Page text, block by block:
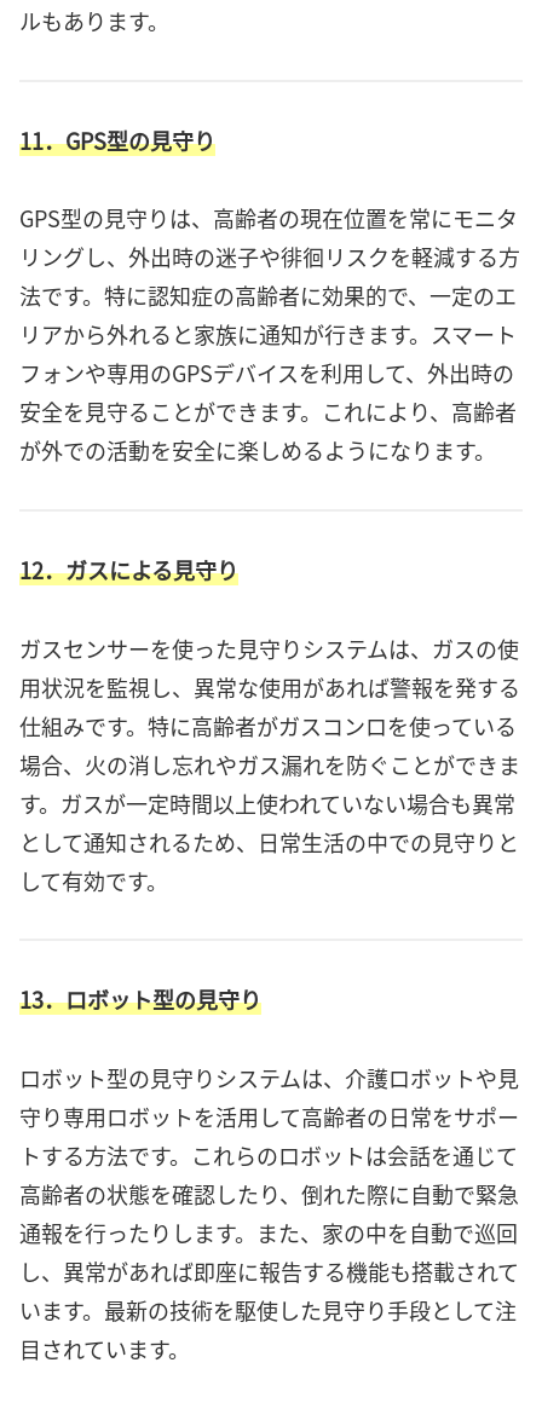
ルもあります。
11．GPS型の見守り
GPS型の見守りは、高齢者の現在位置を常にモニタ
リングし、外出時の迷子や徘徊リスクを軽減する方
法です。特に認知症の高齢者に効果的で、一定のエ
リアから外れると家族に通知が行きます。スマート
フォンや専用のGPSデバイスを利用して、外出時の
安全を見守ることができます。これにより、高齢者
が外での活動を安全に楽しめるようになります。
12．ガスによる見守り
ガスセンサーを使った見守りシステムは、ガスの使
用状況を監視し、異常な使用があれば警報を発する
仕組みです。特に高齢者がガスコンロを使っている
場合、火の消し忘れやガス漏れを防ぐことができま
す。ガスが一定時間以上使われていない場合も異常
として通知されるため、日常生活の中での見守りと
して有効です。
13．ロボット型の見守り
ロボット型の見守りシステムは、介護ロボットや見
守り専用ロボットを活用して高齢者の日常をサポー
トする方法です。これらのロボットは会話を通じて
高齢者の状態を確認したり、倒れた際に自動で緊急
通報を行ったりします。また、家の中を自動で巡回
し、異常があれば即座に報告する機能も搭載されて
います。最新の技術を駆使した見守り手段として注
目されています。